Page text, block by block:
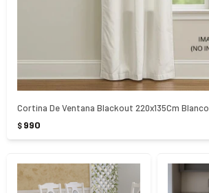
Cortina De Ventana Blackout 220x135Cm Blanco
$ 990